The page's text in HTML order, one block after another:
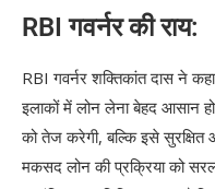
RBI गवर्नर की राय:
RBI गवर्नर शक्तिकांत दास ने
इलाकों में लोन लेना बेहद आसान
को तेज करेगी, बल्कि इसे सुरक्षित
मकसद लोन की प्रक्रिया को